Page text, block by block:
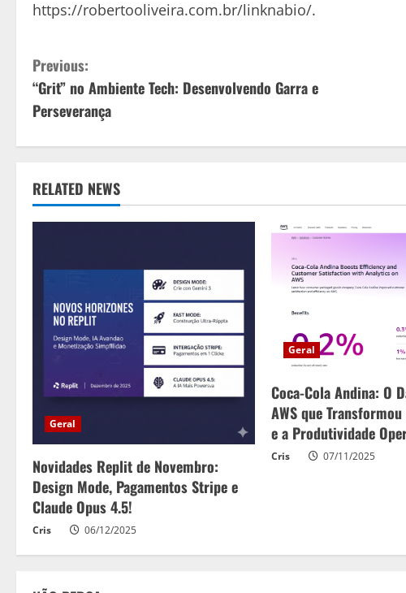
https://robertooliveira.com.br/linknabio/.
C
o
n
i
d
i
n
g
Previous:
“Grit” no Ambiente Tech: Desenvolvendo Garra e
Perseverança
RELATED NEWS
Geral
Novidades Replit de Novembro:
Design Mode, Pagamentos Stripe e
Claude Opus 4.5!
Cris 06/12/2025
Geral
Coca-Cola Andina: O
AWS que
e a Produtividade
Cris 07/11/2025